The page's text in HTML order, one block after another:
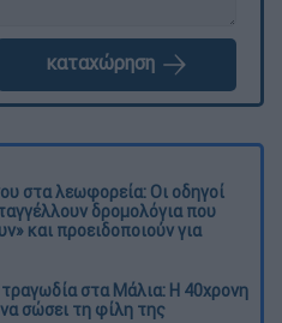
καταχώρηση
στα λεωφορεία: Οι οδηγοί
δρομολόγια που
και προειδοποιούν για
στα Μάλια: Η 40χρονη
να σώσει τη φίλη της